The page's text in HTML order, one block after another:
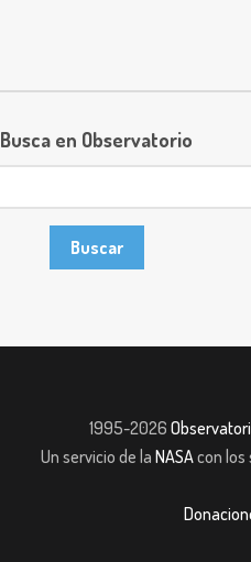
Busca en Observatorio
1995-2026
Un servicio de la NASAcon los